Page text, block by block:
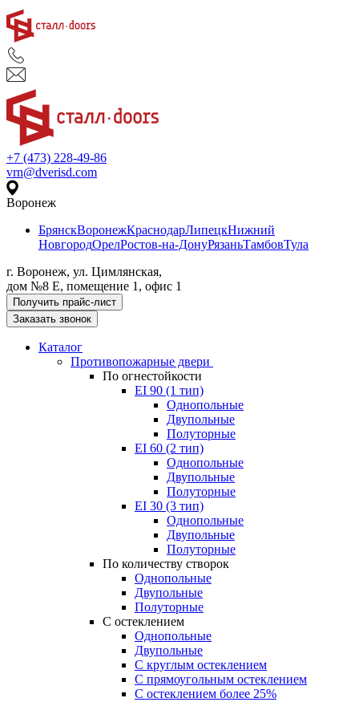
+7 (473) 228-49-86
vrn@dverisd.com
Воронеж
БрянскВоронежКраснодарЛипецкНижний
НовгородОрелРостов-на-ДонуРязаньТамбовТула
г. Воронеж, ул. Цимлянская,
дом №8 Е, помещение 1, офис 1
Получить прайс-лист
Заказать звонок
Каталог
Противопожарные двери
По огнестойкости
EI 90 (1 тип)
Однопольные
Двупольные
Полуторные
EI 60 (2 тип)
Однопольные
Двупольные
Полуторные
EI 30 (3 тип)
Однопольные
Двупольные
Полуторные
По количеству створок
Однопольные
Двупольные
Полуторные
С остеклением
Однопольные
Двупольные
С круглым остеклением
С прямоугольным остеклением
С остеклением более 25%